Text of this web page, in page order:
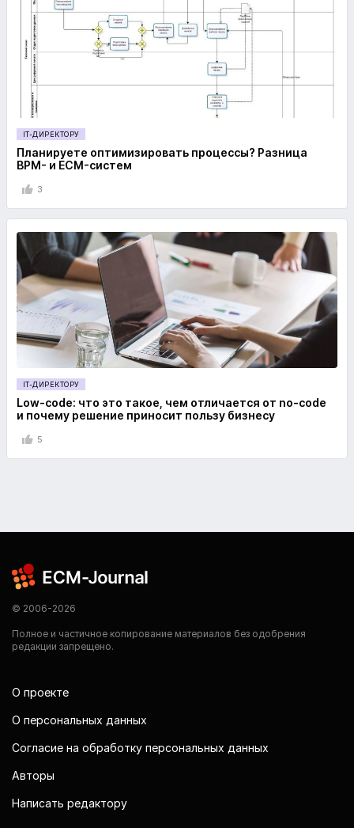
IT-ДИРЕКТОРУ
Планируете оптимизировать процессы? Разница
BPM- и ECM-систем
3
IT-ДИРЕКТОРУ
Low-code: что это такое, чем отличается от no-code
и почему решение приносит пользу бизнесу
5
© 2006-2026
Полное и частичное копирование материалов без одобрения
редакции запрещено.
О проекте
О персональных данных
Согласие на обработку персональных данных
Авторы
Написать редактору